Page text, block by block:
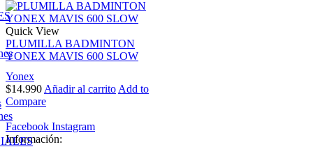
Quick View
PLUMILLA BADMINTON
YONEX MAVIS 600 SLOW
Yonex
$14.990 Añadir al carrito Add to
Compare
Facebook Instagram
Información: